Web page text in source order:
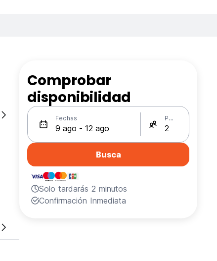
Comprobar
disponibilidad
Fechas Personas
Busca
Solo tardarás 2 minutos
Confirmación Inmediata